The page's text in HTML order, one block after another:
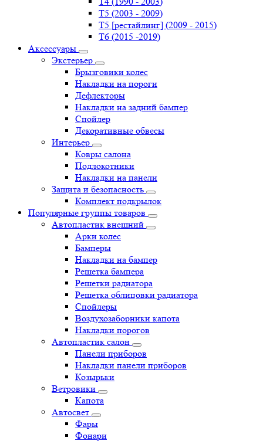
Т5 (2003 - 2009)
Т5 [рестайлинг] (2009 - 2015)
Т6 (2015 -2019)
Аксессуары
Экстерьер
Брызговики колес
Накладки на пороги
Дефлекторы
Накладки на задний бампер
Спойлер
Декоративные обвесы
Интерьер
Ковры салона
Подлокотники
Накладки на панели
Защита и безопасность
Комплект подкрылок
Популярные группы товаров
Автопластик внешний
Арки колес
Бамперы
Накладки на бампер
Решетка бампера
Решетки радиатора
Решетка облицовки радиатора
Спойлеры
Воздухозаборники капота
Накладки порогов
Автопластик салон
Панели приборов
Накладки панели приборов
Козырьки
Ветровики
Капота
Автосвет
Фары
Фонари